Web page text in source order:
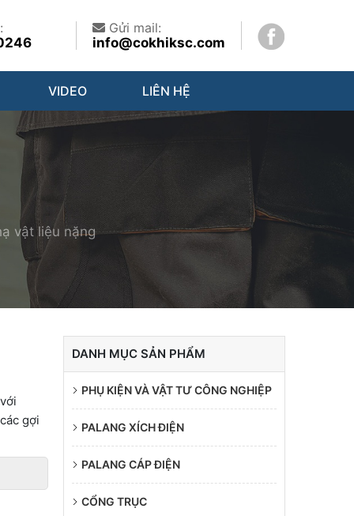
Gửi mail:
info@cokhiksc.com
VIDEO LIÊN HỆ
vật liệu nặng
gợi
DANH MỤC SẢN PHẨM
PHỤ KIỆN VÀ VẬT TƯ CÔNG NGHIỆP
PALANG XÍCH ĐIỆN
PALANG CÁP ĐIỆN
CỔNG TRỤC